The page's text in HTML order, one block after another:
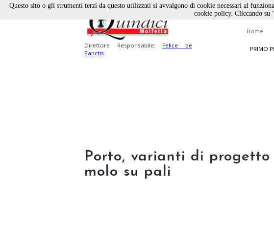
Direttore Responsabile: Felice de
Sanctis
Home
PRIMO
Porto, varianti di
molo su pali
Questo sito o gli strumenti terzi da questo utilizzati si avvalgono di cookie necessari al
cookie policy. Cliccando su